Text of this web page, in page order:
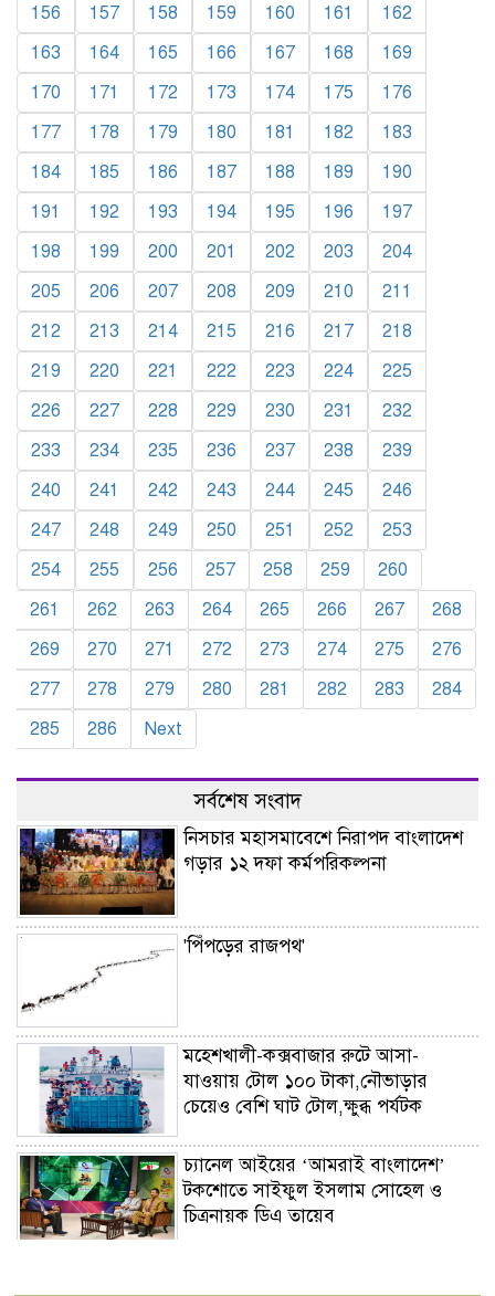
156
157 158 159 160 161
162
163
164 165 166 167 168
169
170
171 172 173 174 175
176
177
178 179 180 181 182
183
184
185 186 187 188 189
190
191
192 193 194 195 196
197
198
199 200 201 202 203
204
205
206 207 208 209 210
211
212
213 214 215 216 217
218
219
220 221 222 223 224
225
226
227 228 229 230 231
232
233
234 235 236 237 238
239
240
241 242 243 244 245
246
247
248 249 250 251 252
253
254
255 256 257 258 259
260
261
262 263 264 265 266 267
268
269
270 271 272 273 274 275
276
277
278 279 280 281 282 283
284
285
286 Next
সর্বশেষ সংবাদ
নিসচার মহাসমাবেশে নিরাপদ বাংলাদেশ
গড়ার ১২ দফা কর্মপরিকল্পনা
'পিঁপড়ের রাজপথ'
মহেশখালী-কক্সবাজার রুটে আসা-
যাওয়ায় টোল ১০০ টাকা,নৌভাড়ার
চেয়েও বেশি ঘাট টোল,ক্ষুব্ধ পর্যটক
চ্যানেল আইয়ের ‘আমরাই বাংলাদেশ’
টকশোতে সাইফুল ইসলাম সোহেল ও
চিত্রনায়ক ডিএ তায়েব